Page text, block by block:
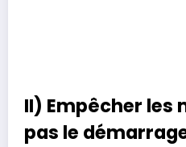
II) Empêcher
pas le démarrage